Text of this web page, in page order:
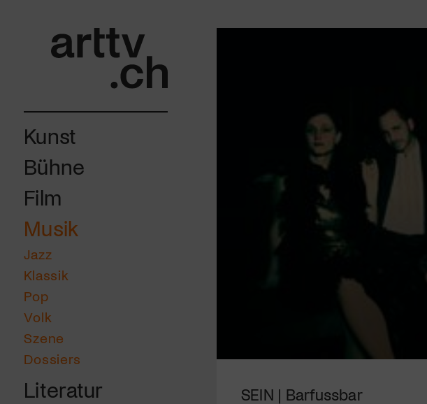
Kunst
Bühne
Film
Musik
Jazz
Klassik
Pop
Volk
Szene
Dossiers
Literatur
SEIN | Barfussbar
Mach mit: «Be Part
Engagiere dich als
diversen Kulturevents.
Jetzt Mitglied werden